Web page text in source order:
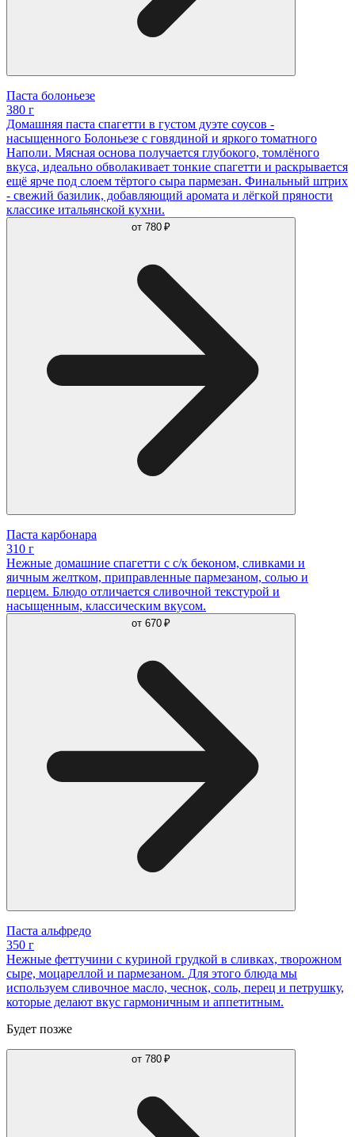
Паста болоньезе
380 г
Домашняя паста спагетти в густом дуэте соусов -
насыщенного Болоньезе с говядиной и яркого томатного
Наполи. Мясная основа получается глубокого, томлёного
вкуса, идеально обволакивает тонкие спагетти и раскрывается
ещё ярче под слоем тёртого сыра пармезан. Финальный штрих
- свежий базилик, добавляющий аромата и лёгкой пряности
классике итальянской кухни.
от 780 ₽
Паста карбонара
310 г
Нежные домашние спагетти с с/к беконом, сливками и
яичным желтком, приправленные пармезаном, солью и
перцем. Блюдо отличается сливочной текстурой и
насыщенным, классическим вкусом.
от 670 ₽
Паста альфредо
350 г
Нежные феттучини с куриной грудкой в сливках, творожном
сыре, моцареллой и пармезаном. Для этого блюда мы
используем сливочное масло, чеснок, соль, перец и петрушку,
которые делают вкус гармоничным и аппетитным.
Будет позже
от 780 ₽